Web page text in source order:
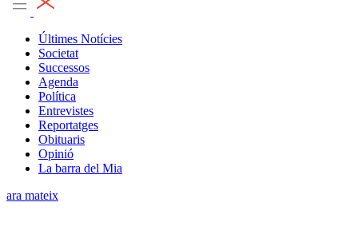
Últimes Notícies
Societat
Successos
Agenda
Política
Entrevistes
Reportatges
Obituaris
Opinió
La barra del Mia
ara mateix